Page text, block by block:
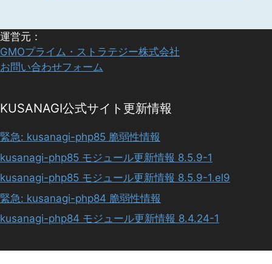
運営元：
GMOプライム・ストラテジー株式会社
お問い合わせフォーム
KUSANAGI公式サイト更新情報
緊急: kusanagi-php85 脆弱性情報
kusanagi-php85 モジュール更新情報 8.5.9-1
kusanagi-php85 モジュール更新情報 8.5.9-1.el9
緊急: kusanagi-php84 脆弱性情報
kusanagi-php84 モジュール更新情報 8.4.24-1